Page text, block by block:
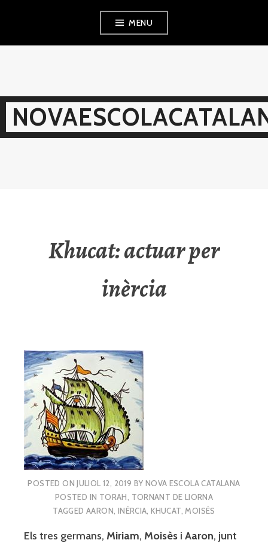
MENU
Khucat: actuar per
inèrcia
POSTED ONJULIOL 12, 2019 BY NOVA ESCOLA CATALANA
POSTED IN TORAH, TORNANT DE LIORNA
TAGGED AARON, INÈRCIA,KHUCAT,MOISÈS
Els tres germans, Miriam, Moisès i Aaron, junt